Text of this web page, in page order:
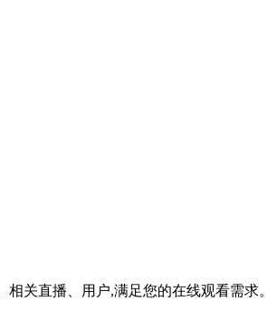
关直播、用户,满足您的在线观看需求。